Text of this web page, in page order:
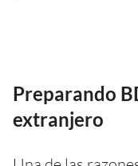
Preparando
extranjero